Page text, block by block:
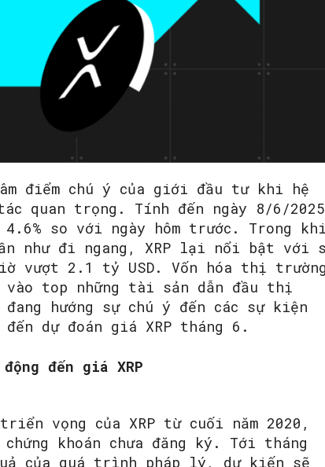
SEARCH...
điểm chú ý của giới đầu tư khi hệ
quan trọng. Tính đến ngày 8/6/
4.6% so với ngày hôm trước. Trong khi
như đi ngang, XRP lại nổi bật với
vượt 2.1 tỷ USD. Vốn hóa thị trường
vào top những tài sản dẫn đầu thị
hướng sự chú ý đến các sự kiện
dự đoán giá XRP tháng 6.
đến giá XRP
vọng của XRP từ cuối năm 2020,
khoán chưa đăng ký. Tới tháng
của quá trình pháp lý, dự kiến sẽ